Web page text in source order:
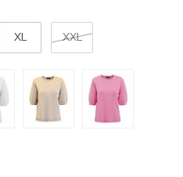
XL XXL